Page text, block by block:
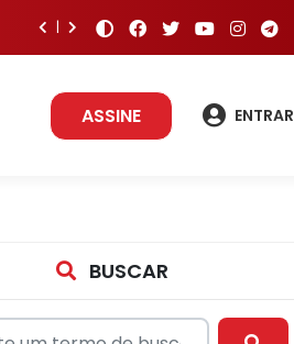
ASSINE ENTRAR
BUSCAR